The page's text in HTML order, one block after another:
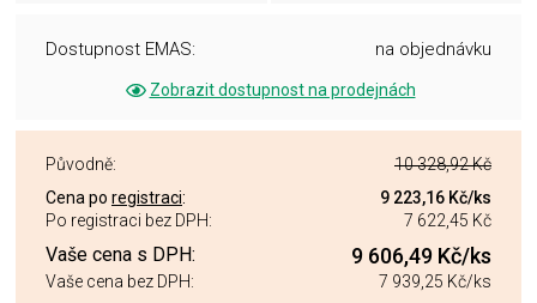
Dostupnost EMAS: na objednávku
Zobrazit dostupnost na prodejnách
Původně:
10 328,92 Kč
Cena po registraci: 9 223,16 Kč/ks
Po registraci bez DPH:
7 622,45 Kč
Vaše cena s DPH: 9 606,49 Kč/ks
Vaše cena bez DPH: 7 939,25 Kč/ks